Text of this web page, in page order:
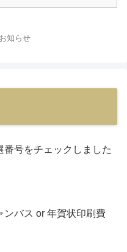
お知らせ
号をチェックしました
バス or 年賀状印刷費